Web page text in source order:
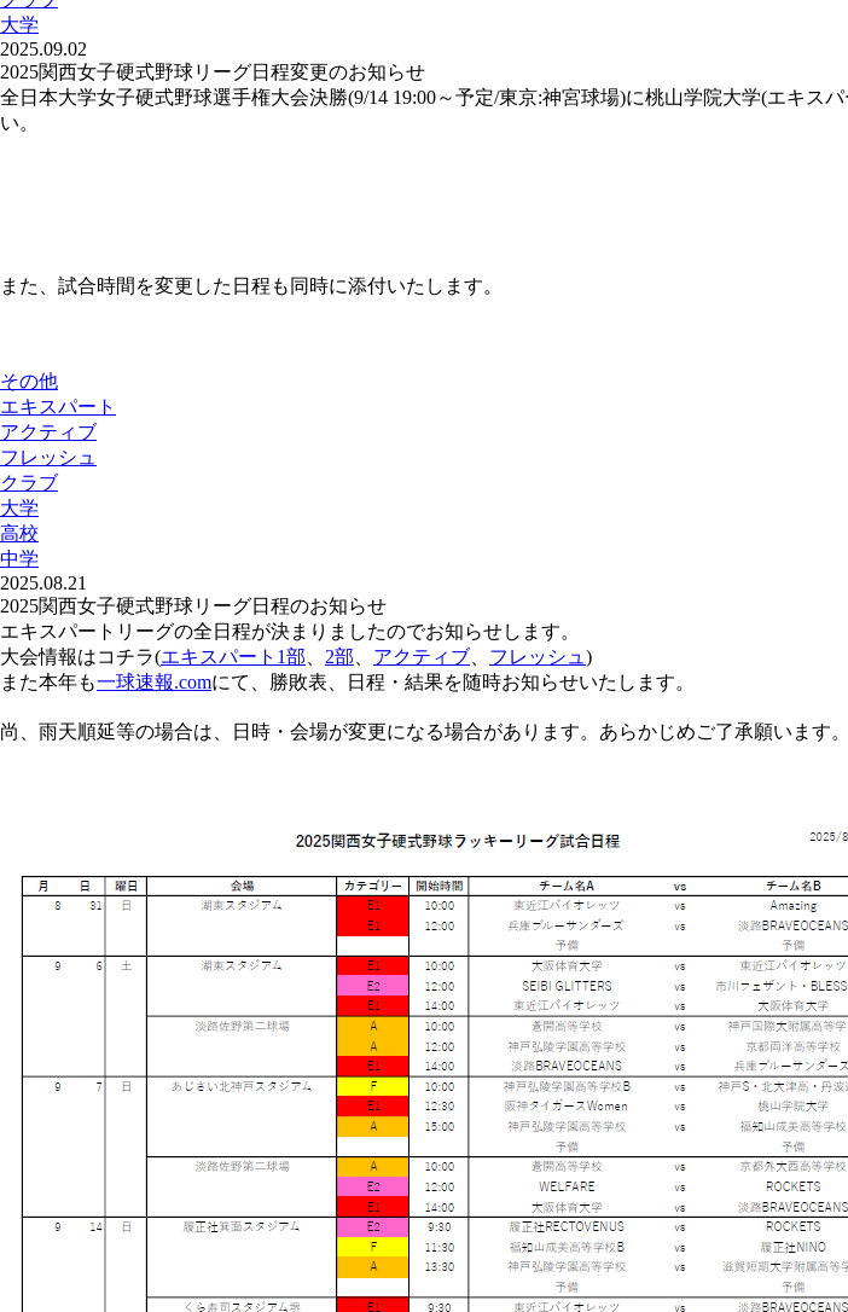
大学
2025.09.02
2025関西女子硬式野球リーグ日程変更のお知らせ
全日本大学女子硬式野球選手権大会決勝(9/14 19:00～予定/東京:神宮球場)に桃山学院大学(エキ
い。
また、試合時間を変更した日程も同時に添付いたします。
その他
エキスパート
アクティブ
フレッシュ
クラブ
大学
高校
中学
2025.08.21
2025関西女子硬式野球リーグ日程のお知らせ
エキスパートリーグの全日程が決まりましたのでお知らせします。
大会情報はコチラ(エキスパート1部 2部 アクティブ フレッシュ )
また本年も一球速報.comにて、勝敗表、日程・結果を随時お知らせいたします。
尚、雨天順延等の場合は、日時・会場が変更になる場合があります。あらかじめご了承願います。